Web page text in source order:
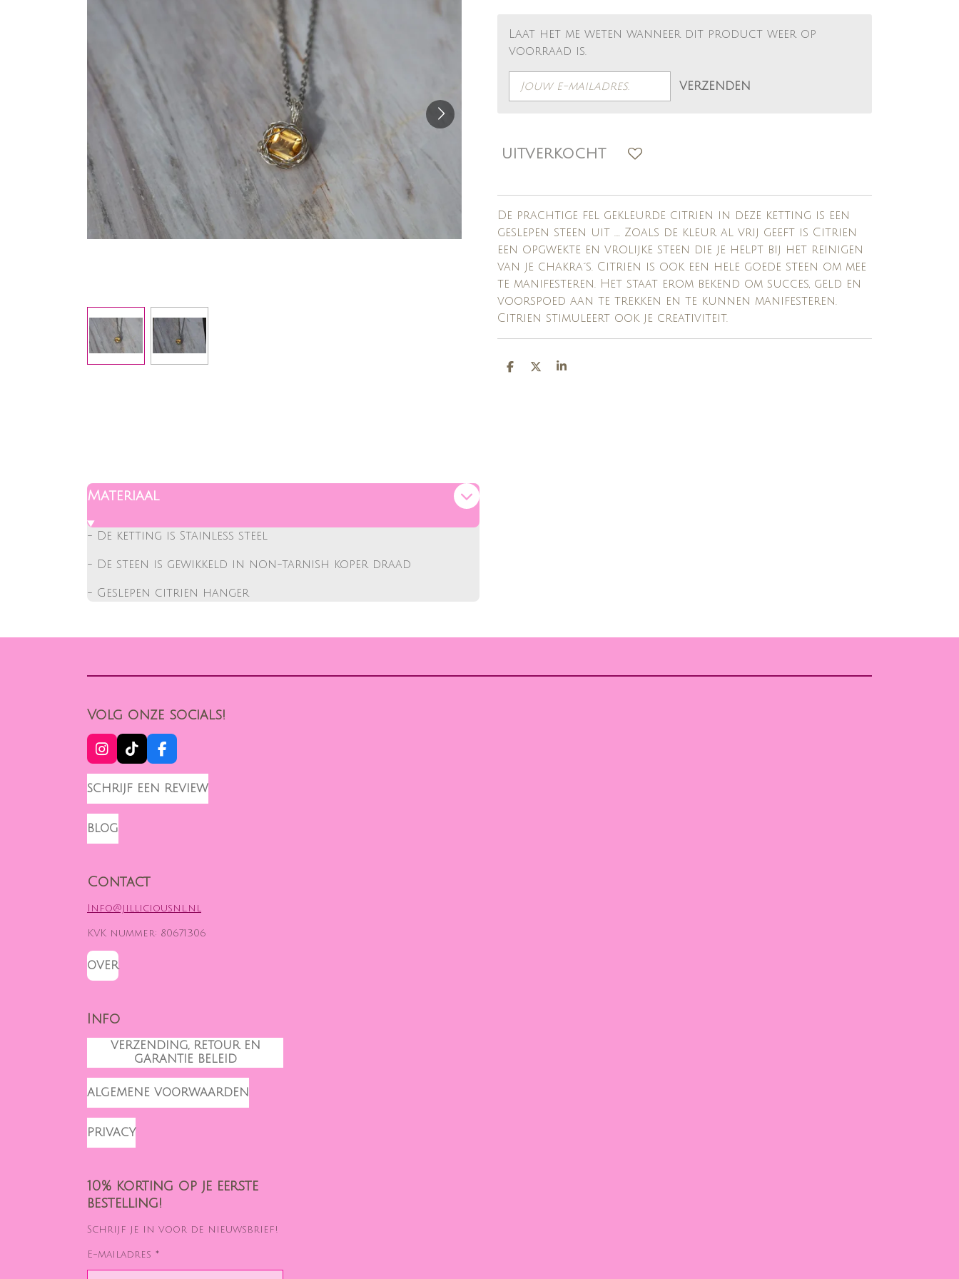
Laat het me weten wanneer dit product weer op
voorraad is.
VERZENDEN
UITVERKOCHT
De prachtige fel gekleurde citrien in deze ketting is een
geslepen steen uit .... Zoals de kleur al vrij geeft is Citrien
een opgwekte en vrolijke steen die je helpt bij het reinigen
van je chakra´s. Citrien is ook een hele goede steen om mee
te manifesteren. Het staat erom bekend om succes, geld en
voorspoed aan te trekken en te kunnen manifesteren.
Citrien stimuleert ook je creativiteit.
D
D
S
Materiaal
- De ketting is Stainless steel
- De steen is gewikkeld in non-tarnish koper draad
- Geslepen citrien hanger
Volg onze socials!
I
N
S
T
G
R
T
I
K
F
A
C
E
SCHRIJF EEN REVIEW
BLOG
Contact
Info@jilliciousnl.nl
KVK nummer: 80671306
OVER
Info
VERZENDING, RETOUR EN
GARANTIE BELEID
ALGEMENE VOORWAARDEN
PRIVACY
10% korting op je eerste
bestelling!
Schrijf je in voor de nieuwsbrief!
E-mailadres *